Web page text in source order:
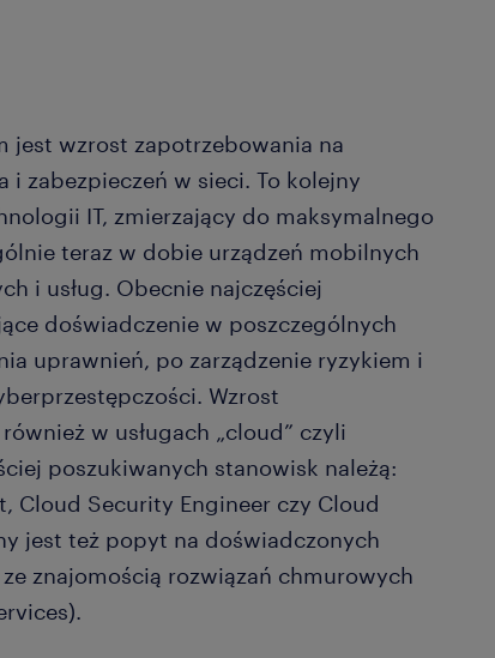
jest wzrost zapotrzebowania na
zabezpieczeń w sieci. To kolejny
IT, zmierzający do maksymalnego
teraz w dobie urządzeń mobilnych
i usług. Obecnie najczęściej
doświadczenie w poszczególnych
uprawnień, po zarządzenie ryzykiem i
Wzrost
w usługach „cloud” czyli
poszukiwanych stanowisk należą:
Cloud Security Engineer czy Cloud
jest też popyt na doświadczonych
znajomością rozwiązań chmurowych